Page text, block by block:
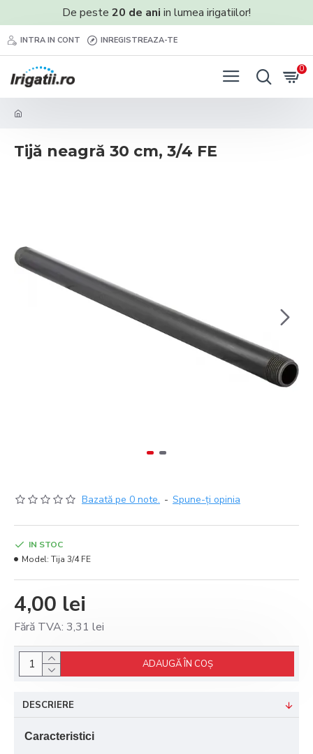
De peste 20 de ani in lumea irigatiilor!
INTRA IN CONT INREGISTREAZA-TE
0
Tijă neagră 30 cm, 3/4 FE
Bazată pe 0 note. - Spune-ţi opinia
4,00 lei
Fără TVA: 3,31 lei
IN STOC
Model: Tija 3/4 FE
ADAUGĂ ÎN COŞ
DESCRIERE
Caracteristici